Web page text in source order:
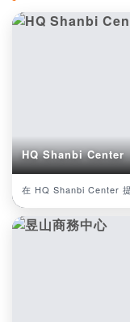
HQ Shanbi Center
在 HQ Shanbi Center